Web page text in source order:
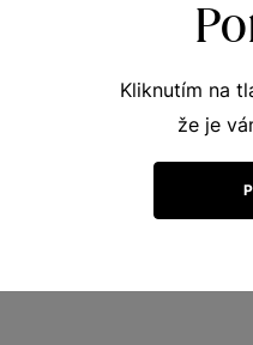
Kliknutím na
že je